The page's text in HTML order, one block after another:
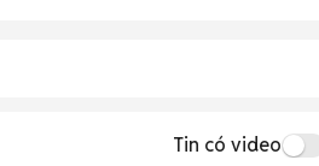
Tin có video